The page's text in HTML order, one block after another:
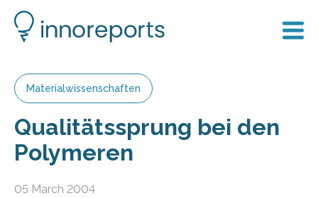
Materialwissenschaften
Qualitätssprung bei den
Polymeren
05 March 2004